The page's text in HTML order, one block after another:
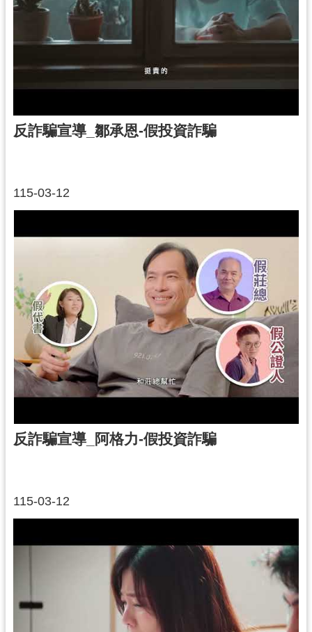
反詐騙宣導_鄒承恩-假投資詐騙
115-03-12
反詐騙宣導_阿格力-假投資詐騙
115-03-12